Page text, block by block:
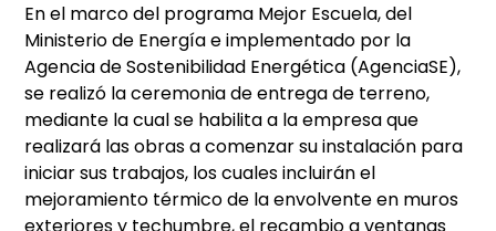
En el marco del programa Mejor Escuela, del
Ministerio de Energía e implementado por la
Agencia de Sostenibilidad Energética (AgenciaSE),
se realizó la ceremonia de entrega de terreno,
mediante la cual se habilita a la empresa que
realizará las obras a comenzar su instalación para
iniciar sus trabajos, los cuales incluirán el
mejoramiento térmico de la envolvente en muros